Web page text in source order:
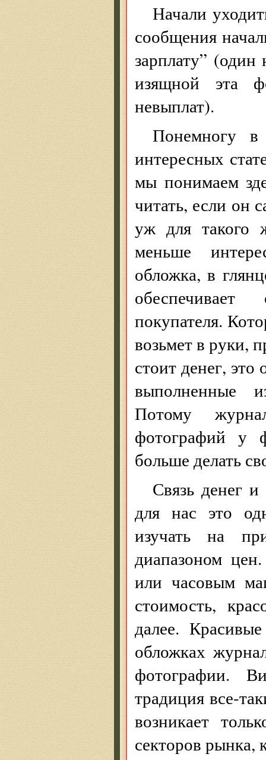
Начали
сообщения
зарплату”
изящной эта
невыплат).
Понемногу в
интересных
мы понимаем
читать, если он
уж для такого
меньше
обложка, в
обеспечивает
покупателя.
возьмет в руки,
стоит денег,
выполненные
Потому
фотографий у
больше делать
Связь денег
для нас это
изучать на
диапазоном
или часовым
стоимость,
далее.
обложках
фотографии.
традиция все-
возникает
секторов рынка,